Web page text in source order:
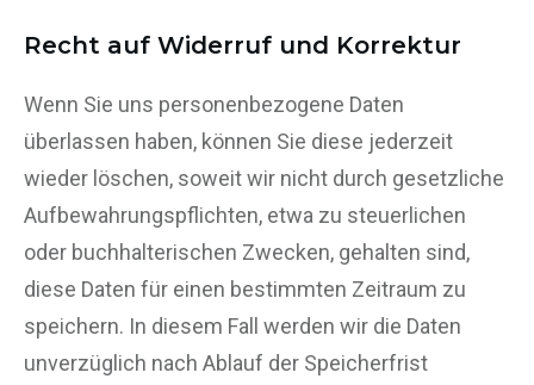
Recht auf Widerruf und Korrektur
Wenn Sie uns personenbezogene Daten
überlassen haben, können Sie diese jederzeit
wieder löschen, soweit wir nicht durch gesetzliche
Aufbewahrungspflichten, etwa zu steuerlichen
oder buchhalterischen Zwecken, gehalten sind,
diese Daten für einen bestimmten Zeitraum zu
speichern. In diesem Fall werden wir die Daten
unverzüglich nach Ablauf der Speicherfrist